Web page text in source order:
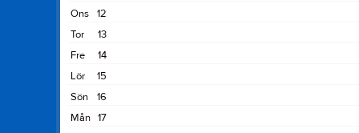
12
Ons
13
Tor
14
Fre
15
Lör
16
Sön
17
Mån